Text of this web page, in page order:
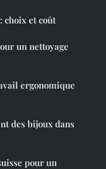
choix et coût
un nettoyage
ergonomique
des bijoux dans
pour un